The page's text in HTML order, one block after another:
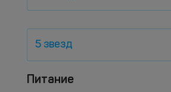
5 звезд
Питание